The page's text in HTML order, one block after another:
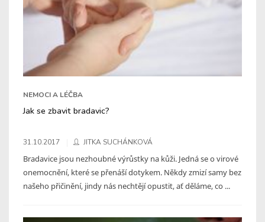
NEMOCI A LÉČBA
Jak se zbavit bradavic?
31.10.2017 JITKA SUCHÁNKOVÁ
Bradavice jsou nezhoubné výrůstky na kůži. Jedná se o virové
onemocnění, které se přenáší dotykem. Někdy zmizí samy bez
našeho přičinění, jindy nás nechtějí opustit, ať děláme, co ...